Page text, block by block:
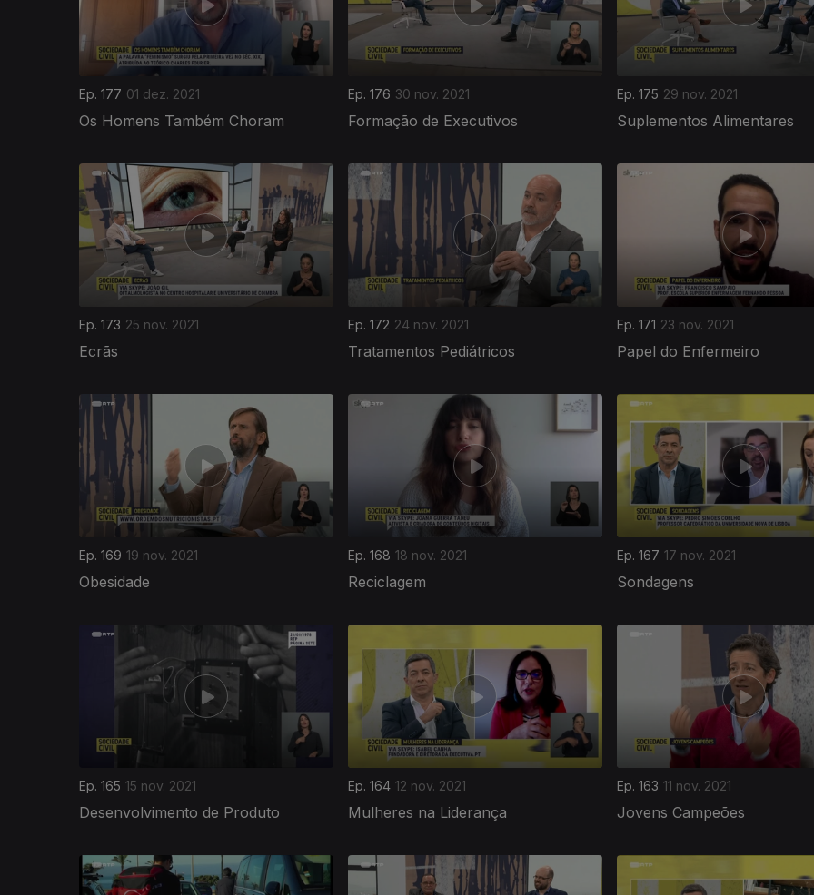
Ep. 177 01 dez. 2021
Os Homens Também Choram
Ep. 176 30 nov. 2021
Formação de Executivos
Ep. 175 29 nov. 2021
Suplementos Alimentares
Ep. 173 25 nov. 2021
Ecrãs
Ep. 172 24 nov. 2021
Tratamentos Pediátricos
Ep. 171 23 nov. 2021
Papel do Enfermeiro
Ep. 169 19 nov. 2021
Obesidade
Ep. 168 18 nov. 2021
Reciclagem
Ep. 167 17 nov. 2021
Sondagens
579613
Ep. 165 15 nov. 2021
Desenvolvimento de Produto
Ep. 164 12 nov. 2021
Mulheres na Liderança
Ep. 163 11 nov. 2021
Jovens Campeões